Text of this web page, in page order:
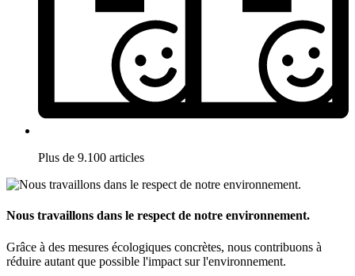
Plus de 9.100 articles
Nous travaillons dans le respect de notre environnement.
Grâce à des mesures écologiques concrètes, nous contribuons à
réduire autant que possible l'impact sur l'environnement.